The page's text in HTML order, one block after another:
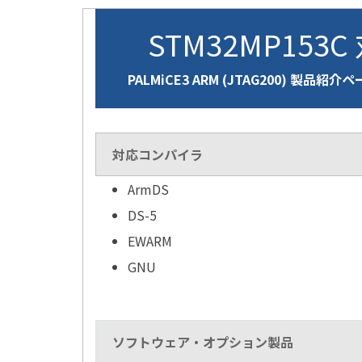
STM32MP153C
PALMiCE3 ARM (JTAG200) 製品紹介ペ
対応コンパイラ
ArmDS
DS-5
EWARM
GNU
ソフトウェア・オプション製品